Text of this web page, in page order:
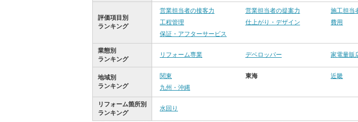
評価項目別
ランキング
営業担当者の接客力 営業担当者の提案力
施工担当
工程管理
仕上がり・デザイン
費用
保証・アフターサービス
業態別
ランキング
リフォーム専業 デベロッパー 家電量販
地域別
ランキング
関東 東海
近畿
九州・沖縄
リフォーム箇所別
ランキング
水回り